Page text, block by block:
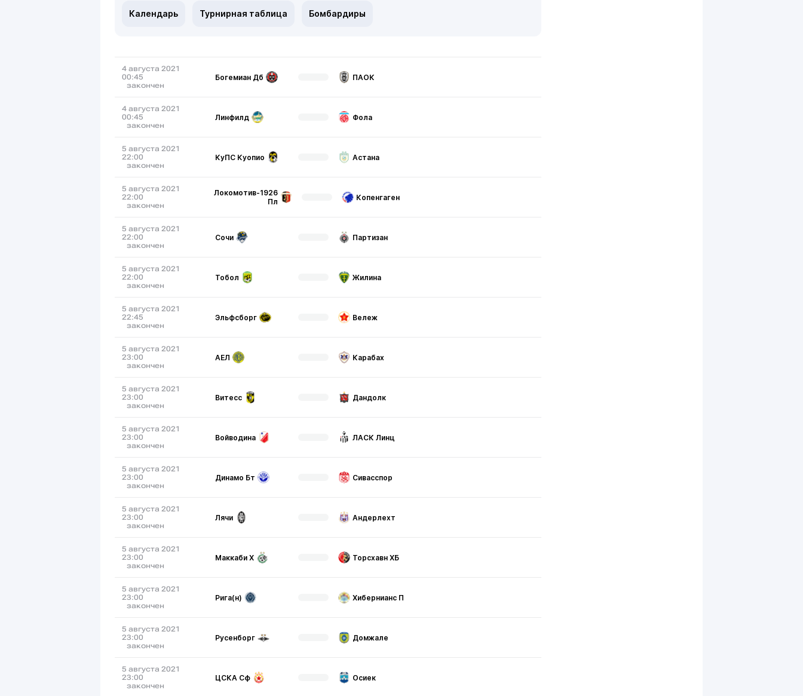
Календарь Турнирная таблица Бомбардиры
4 августа 2021
00:45
закончен
Богемиан Дб ПАОК
4 августа 2021
00:45
закончен
Линфилд Фола
5 августа 2021
22:00
закончен
КуПС Куопио Астана
5 августа 2021
22:00
закончен
Локомотив-1926
Пл
Копенгаген
5 августа 2021
22:00
закончен
Сочи Партизан
5 августа 2021
22:00
закончен
Тобол Жилина
5 августа 2021
22:45
закончен
Эльфсборг Вележ
5 августа 2021
23:00
закончен
АЕЛ Карабах
5 августа 2021
23:00
закончен
Витесс Дандолк
5 августа 2021
23:00
закончен
Войводина ЛАСК Линц
5 августа 2021
23:00
закончен
Динамо Бт Сивасспор
5 августа 2021
23:00
закончен
Лячи Андерлехт
5 августа 2021
23:00
закончен
Маккаби Х Торсхавн ХБ
5 августа 2021
23:00
закончен
Рига(н) Хибернианс П
5 августа 2021
23:00
закончен
Русенборг Домжале
5 августа 2021
23:00
закончен
ЦСКА Сф Осиек